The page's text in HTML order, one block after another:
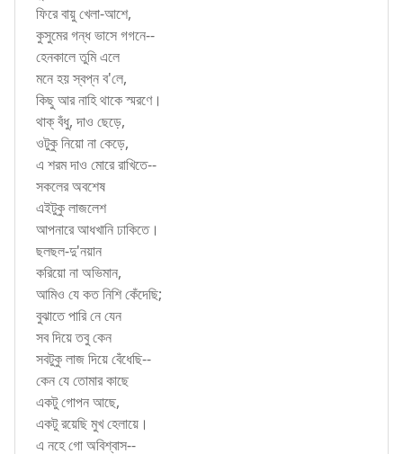
ফিরে বায়ু খেলা-আশে,
কুসুমের গন্ধ ভাসে গগনে--
হেনকালে তুমি এলে
মনে হয় স্বপ্ন ব'লে,
কিছু আর নাহি থাকে স্মরণে।
থাক্ বঁধু, দাও ছেড়ে,
ওটুকু নিয়ো না কেড়ে,
এ শরম দাও মোরে রাখিতে--
সকলের অবশেষ
এইটুকু লাজলেশ
আপনারে আধখানি ঢাকিতে।
ছলছল-দু'নয়ান
করিয়ো না অভিমান,
আমিও যে কত নিশি কেঁদেছি;
বুঝাতে পারি নে যেন
সব দিয়ে তবু কেন
সবটুকু লাজ দিয়ে বেঁধেছি--
কেন যে তোমার কাছে
একটু গোপন আছে,
একটু রয়েছি মুখ হেলায়ে।
এ নহে গো অবিশ্বাস--